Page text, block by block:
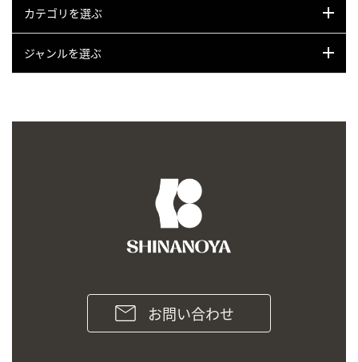
カテゴリを選ぶ
ジャンルを選ぶ
お問い合わせ